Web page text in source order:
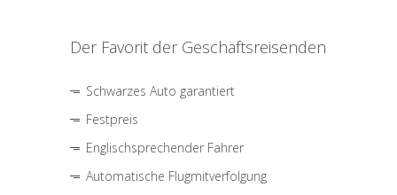
Der Favorit der Geschäftsreisenden
Schwarzes Auto garantiert
Festpreis
Englischsprechender Fahrer
Automatische Flugmitverfolgung